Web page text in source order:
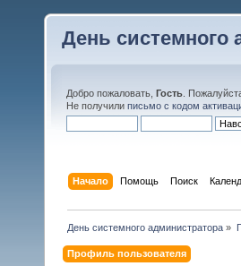
День системного
Добро пожаловать, Гость .
Не получили письмо с кодом
Начало Помощь Поиск
День системного администратора »
Профиль пользователя